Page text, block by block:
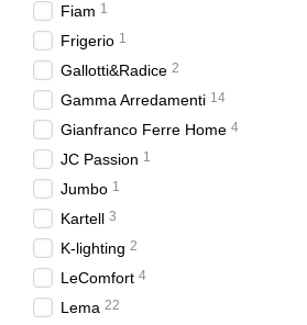
Fiam 1
Frigerio 1
Gallotti&Radice 2
Gamma Arredamenti 14
Gianfranco Ferre Home 4
JC Passion 1
Jumbo 1
Kartell 3
K-lighting 2
LeComfort 4
Lema 22